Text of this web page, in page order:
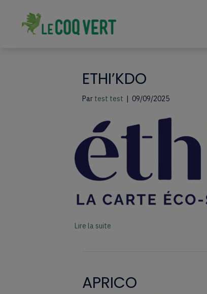
ETHI’KDO
Par test test | 09/09/2025
Lire la suite
APRICO